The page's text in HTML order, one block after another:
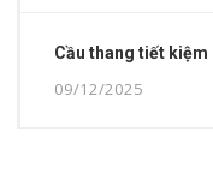
Cầu thang tiết kiệm
09/12/2025